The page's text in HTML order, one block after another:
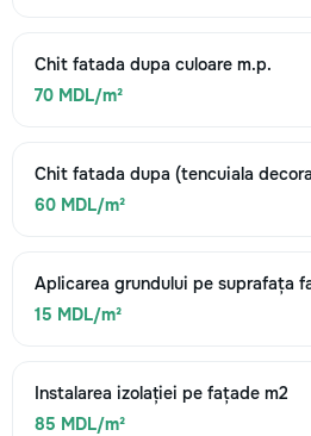
Chit fatada dupa culoare m.p.
70 MDL/m²
Chit fatada dupa (tencuiala
60 MDL/m²
Aplicarea grundului pe suprafața
15 MDL/m²
Instalarea izolației pe fațade m2
85 MDL/m²